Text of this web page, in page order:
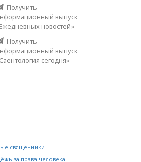
Получить
выпуск
новостей»
Получить
выпуск
сегодня»
священники
за права человека